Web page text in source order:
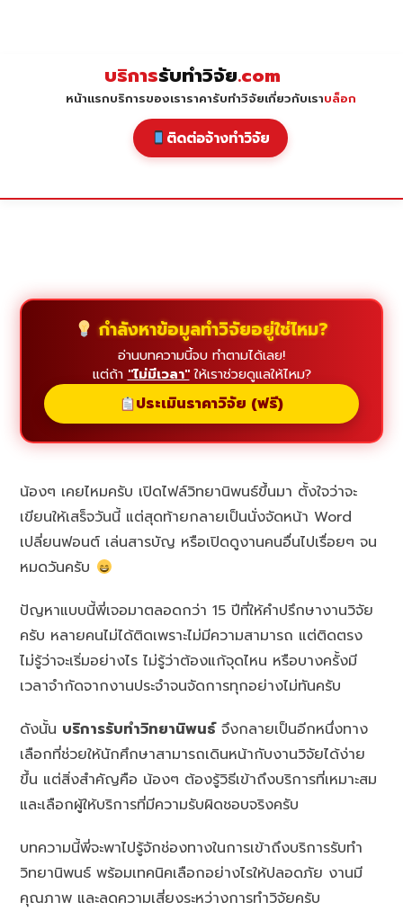
บริการรับทำวิจัย.com
หน้าแรกบริการของเราราคารับทำวิจัยเกี่ยวกับเราบล็อก
ติดต่อจ้างทำวิจัย
กำลังหาข้อมูลทำวิจัยอยู่ใช่ไหม?
อ่านบทความนี้จบ ทำตามได้เลย!
แต่ถ้า "ไม่มีเวลา"ให้เราช่วยดูแลให้ไหม?
ประเมินราคาวิจัย (ฟรี)
น้องๆ เคยไหมครับ เปิดไฟล์วิทยานิพนธ์ขึ้นมา ตั้งใจว่าจะ
เขียนให้เสร็จวันนี้ แต่สุดท้ายกลายเป็นนั่งจัดหน้า Word
เปลี่ยนฟอนต์ เล่นสารบัญ หรือเปิดดูงานคนอื่นไปเรื่อยๆ จน
หมดวันครับ
ปัญหาแบบนี้พี่เจอมาตลอดกว่า 15 ปีที่ให้คำปรึกษางานวิจัย
ครับ หลายคนไม่ได้ติดเพราะไม่มีความสามารถ แต่ติดตรง
ไม่รู้ว่าจะเริ่มอย่างไร ไม่รู้ว่าต้องแก้จุดไหน หรือบางครั้งมี
เวลาจำกัดจากงานประจำจนจัดการทุกอย่างไม่ทันครับ
ดังนั้น บริการรับทำวิทยานิพนธ์จึงกลายเป็นอีกหนึ่งทาง
เลือกที่ช่วยให้นักศึกษาสามารถเดินหน้ากับงานวิจัยได้ง่าย
ขึ้น แต่สิ่งสำคัญคือ น้องๆ ต้องรู้วิธีเข้าถึงบริการที่เหมาะสม
และเลือกผู้ให้บริการที่มีความรับผิดชอบจริงครับ
บทความนี้พี่จะพาไปรู้จักช่องทางในการเข้าถึงบริการรับทำ
วิทยานิพนธ์ พร้อมเทคนิคเลือกอย่างไรให้ปลอดภัย งานมี
คุณภาพ และลดความเสี่ยงระหว่างการทำวิจัยครับ